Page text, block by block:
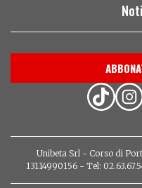
Unibeta Srl - Corso di
13114990156 - Tel: